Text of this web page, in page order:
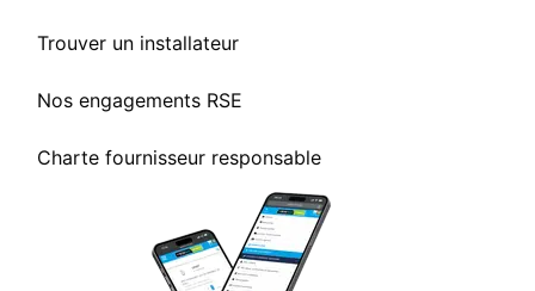
Trouver un installateur
Nos engagements RSE
Charte fournisseur responsable